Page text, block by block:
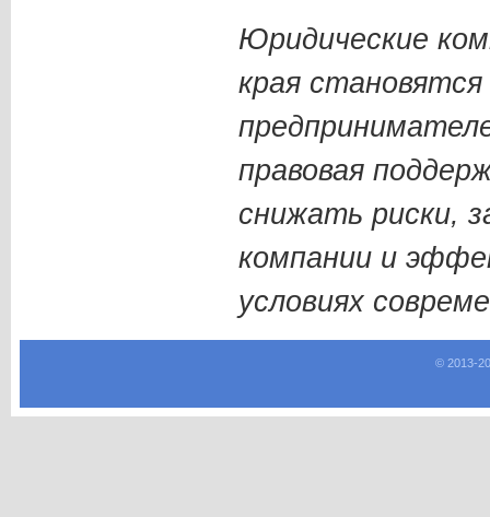
Юридические
края
правовая
снижать риски,
компании и
условиях
© 2013-